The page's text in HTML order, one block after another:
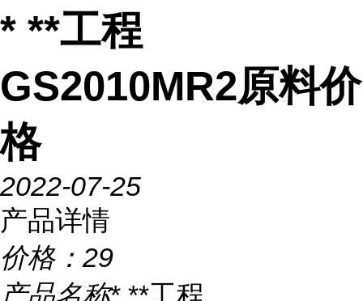
* **工程
GS2010MR2原料价
格
2022-07-25
产品详情
价格： 29
产品名称* **工程